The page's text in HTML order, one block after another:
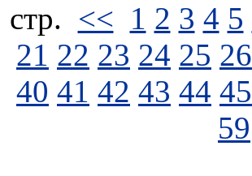
стp. << 1 2 3 4 5
21 22 23 24 25 26
40 41 42 43 44 45
59